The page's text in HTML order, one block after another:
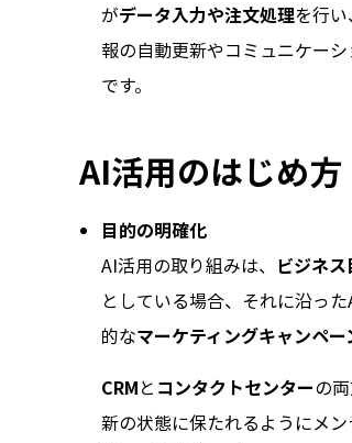
がデータ入力や注文処理を行
報の自動更新やコミュニケーシ
です。
AI活用のはじめ方
目的の明確化
AI活用の取り組みは、 ビジネ
としている場合、それに沿っ
的なマーケティングキャンペ
CRMと コンタクトセンターの
新の状態に保たれるようにメ